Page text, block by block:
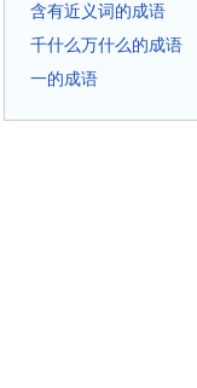
含有近义词的成语
千什么万什么的成语
一的成语